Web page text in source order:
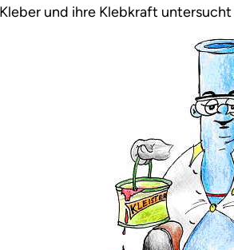
und ihre Klebkraft untersucht